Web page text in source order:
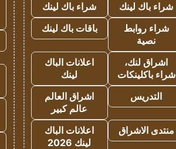
شراء باك لينك
شراء باك لينك
شراء روابط
نصية
باقات باك لينك
اشراق لنك،
شراء باكلينكات
اعلانات الباك
لينك
التدريس
اشراق العالم
عالم كبير
منتدى الاشراق
اعلانات الباك
لينك 2026